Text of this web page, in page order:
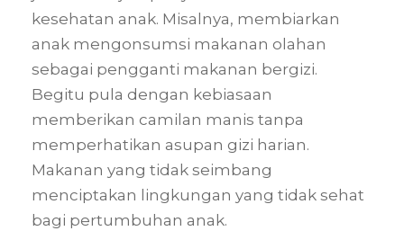
kesehatan anak. Misalnya, membiarkan
anak mengonsumsi makanan olahan
sebagai pengganti makanan bergizi.
Begitu pula dengan kebiasaan
memberikan camilan manis tanpa
memperhatikan asupan gizi harian.
Makanan yang tidak seimbang
menciptakan lingkungan yang tidak sehat
bagi pertumbuhan anak.